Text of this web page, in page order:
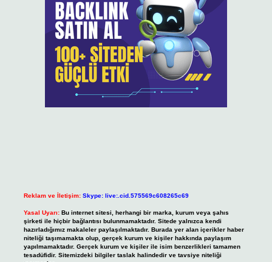
Reklam ve İletişim: Skype: live:.cid.575569c608265c69
Yasal Uyarı: Bu internet sitesi, herhangi bir marka, kurum veya şahıs
şirketi ile hiçbir bağlantısı bulunmamaktadır. Sitede yalnızca kendi
hazırladığımız makaleler paylaşılmaktadır. Burada yer alan içerikler haber
niteliği taşımamakta olup, gerçek kurum ve kişiler hakkında paylaşım
yapılmamaktadır. Gerçek kurum ve kişiler ile isim benzerlikleri tamamen
tesadüfidir. Sitemizdeki bilgiler taslak halindedir ve tavsiye niteliği